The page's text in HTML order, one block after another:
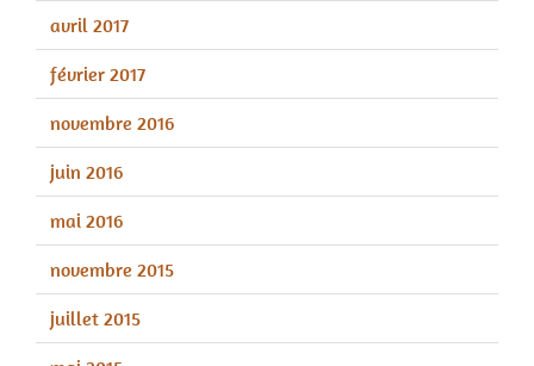
avril 2017
février 2017
novembre 2016
juin 2016
mai 2016
novembre 2015
juillet 2015